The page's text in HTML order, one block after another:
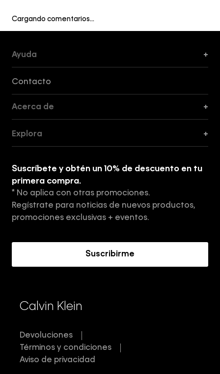
Cargando comentarios…
Ayuda +
Contacto
Acerca de +
Tiendas
Aviso de privacidad
Términos y Condiciones
Explora +
Suscríbete y obtén un 10% de descuento en tu
primera compra.
* No aplica con otras promociones.
Regístrate para noticias de nuevos productos,
promociones exclusivas + eventos.
Suscribirme
Calvin Klein
Devoluciones
Términos y condiciones
Aviso de privacidad